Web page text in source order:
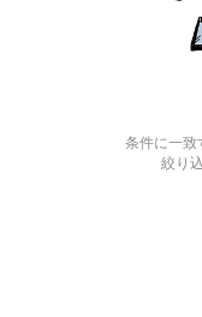
条件に一致
絞り